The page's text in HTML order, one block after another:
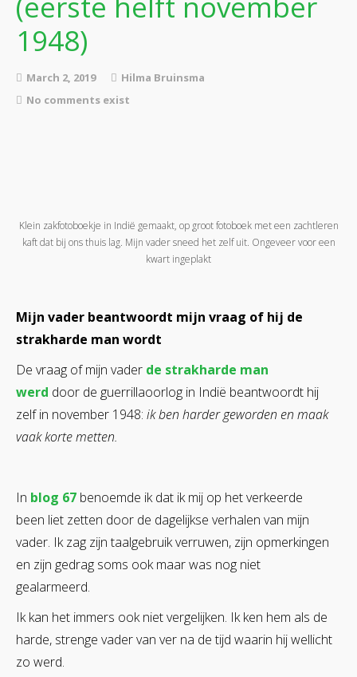
1948)
March 2, 2019
Hilma Bruinsma
No comments exist
Klein zakfotoboekje in Indië gemaakt, op groot fotoboek met een zachtleren
kaft dat bij ons thuis lag. Mijn vader sneed het zelf uit. Ongeveer voor een
kwart ingeplakt
Mijn vader beantwoordt mijn vraag of hij de
strakharde man wordt
De vraag of mijn vader de strakharde man
werd door de guerrillaoorlog in Indië beantwoordt hij
zelf in november 1948: ik ben harder geworden en maak
vaak korte metten.
In blog 67 benoemde ik dat ik mij op het verkeerde
been liet zetten door de dagelijkse verhalen van mijn
vader. Ik zag zijn taalgebruik verruwen, zijn opmerkingen
en zijn gedrag soms ook maar was nog niet
gealarmeerd.
Ik kan het immers ook niet vergelijken. Ik ken hem als de
harde, strenge vader van ver na de tijd waarin hij wellicht
zo werd.